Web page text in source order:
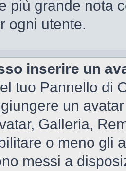
più grande nota
ogni utente.
inserire un
tuo Pannello di
un
Galleria,
o meno gli
messi a